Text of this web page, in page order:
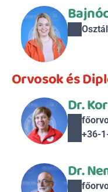
Orvosok és
Dr.
+36-
Dr.